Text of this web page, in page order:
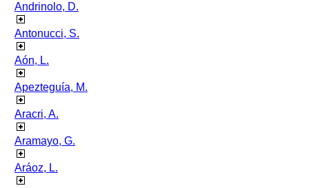
Andrinolo, D.
Antonucci, S.
Aón, L.
Apezteguía, M.
Aracri, A.
Aramayo, G.
Aráoz, L.